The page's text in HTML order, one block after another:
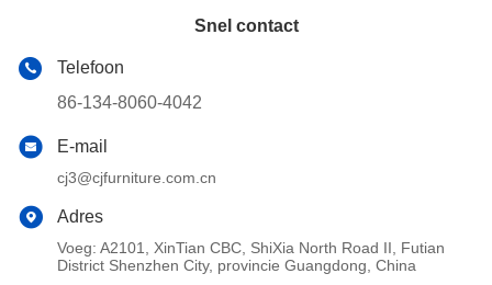
Snel contact
Telefoon
86-134-8060-4042
E-mail
cj3@cjfurniture.com.cn
Adres
Voeg: A2101, XinTian CBC, ShiXia North Road II, Futian
District Shenzhen City, provincie Guangdong, China